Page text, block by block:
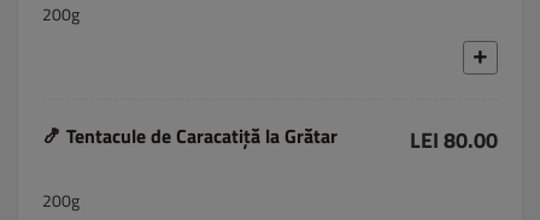
200g
🍤 Tentacule de Caracatiță la Grătar LEI 80.00
200g